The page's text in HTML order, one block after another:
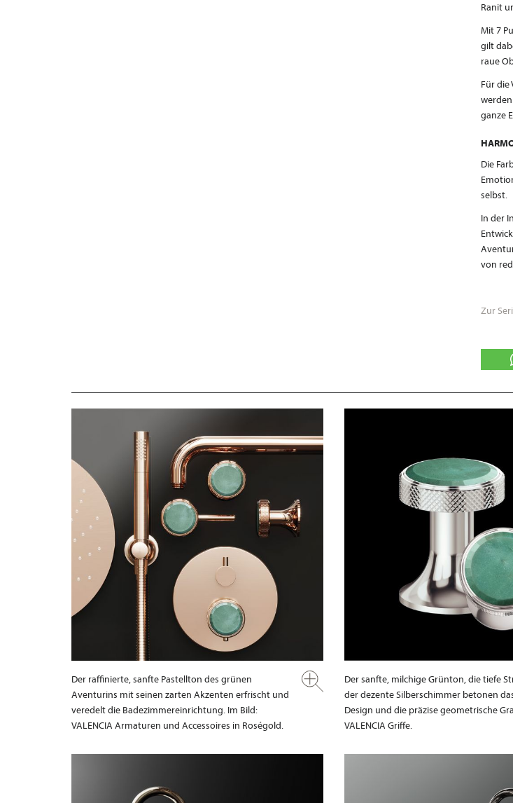
Ranit
Mit 7
gilt
raue
Für die
ganze
Die
selbst.
In der
von
Zur
Der raffinierte, sanfte Pastellton des grünen
Aventurins mit seinen zarten Akzenten erfrischt und
veredelt die Badezimmereinrichtung. Im Bild:
VALENCIA Armaturen und Accessoires in Roségold.
Der sanfte, milchige Grünton, die tiefe
der dezente Silberschimmer betonen
Design und die präzise geometrische
VALENCIA Griffe.